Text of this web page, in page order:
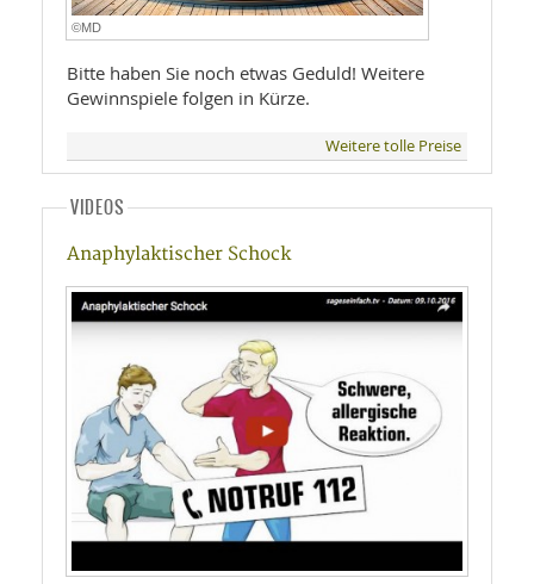
©MD
Bitte haben Sie noch etwas Geduld! Weitere
Gewinnspiele folgen in Kürze.
Weitere tolle Preise
VIDEOS
Anaphylaktischer Schock